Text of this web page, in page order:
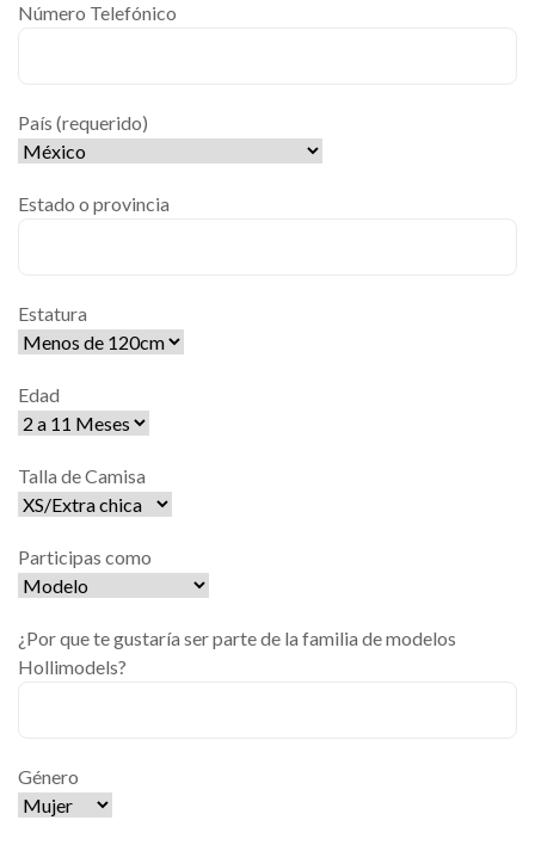
Número Telefónico
País (requerido)
Estado o provincia
Estatura
Edad
Talla de Camisa
Participas como
¿Por que te gustaría ser parte de la familia de modelos
Hollimodels?
Género